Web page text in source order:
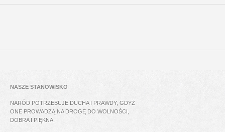
NASZE STANOWISKO
NARÓD POTRZEBUJE DUCHA I PRAWDY, GDYŻ
ONE PROWADZĄ NA DROGĘ DO WOLNOŚCI,
DOBRA I PIĘKNA.